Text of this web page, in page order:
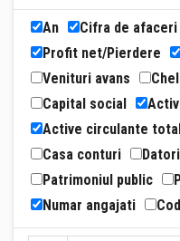
An Cifra de afaceri
Profit net/Pierdere
Venituri avans
Capital social
Active circulante
Casa conturi
Patrimoniul public
Numar angajati